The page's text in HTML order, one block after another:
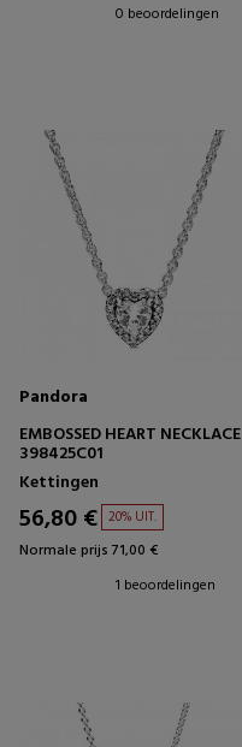
0 beoordelingen
Pandora
EMBOSSED HEART NECKLACE
398425C01
Kettingen
56,80 € 20% UIT.
Normale prijs 71,00 €
1 beoordelingen